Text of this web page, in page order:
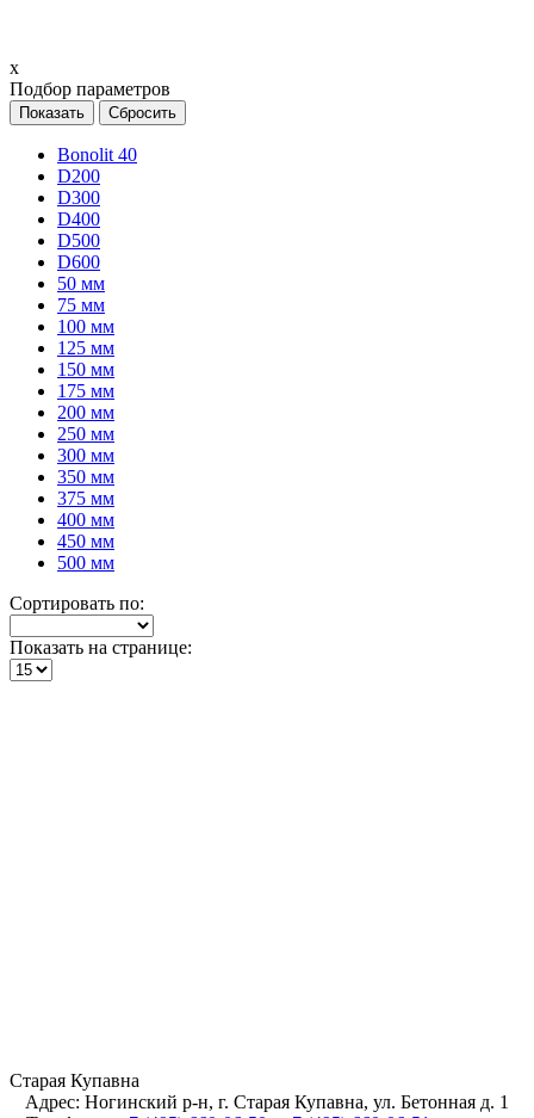
х
Подбор параметров
Bonolit 40
D200
D300
D400
D500
D600
50 мм
75 мм
100 мм
125 мм
150 мм
175 мм
200 мм
250 мм
300 мм
350 мм
375 мм
400 мм
450 мм
500 мм
Сортировать по:
Показать на странице:
Старая Купавна
Адрес: Ногинский р-н, г. Старая Купавна, ул. Бетонная д. 1